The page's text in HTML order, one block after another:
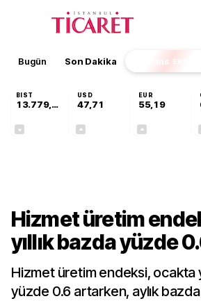
Bugün Son Dakika Finans
BIST
13.779,39
USD
47,71
EUR
55,19
Hizmet üretim
yıllık bazda yüzde
Hizmet üretim endeksi, ocakta
yüzde 0.6 artarken, aylık